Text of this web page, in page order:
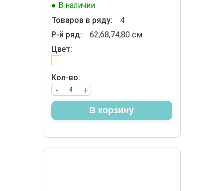
● В наличии
Товаров в ряду:
4
Р-й ряд:
62,68,74,80 см
Цвет:
Кол-во:
+
-
В корзину